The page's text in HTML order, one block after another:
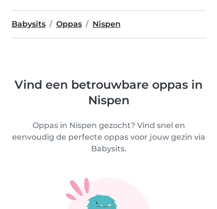
Babysits Oppas Nispen
Vind een betrouwbare oppas in
Nispen
Oppas in Nispen gezocht? Vind snel en
eenvoudig de perfecte oppas voor jouw gezin via
Babysits.